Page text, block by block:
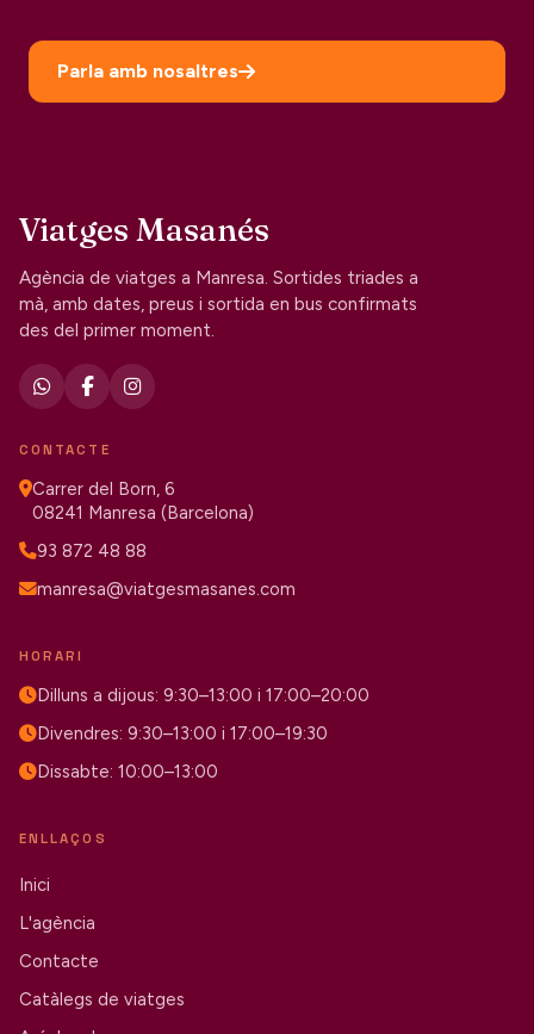
Parla amb nosaltres
Viatges Masanés
Agència de viatges a Manresa. Sortides triades a
mà, amb dates, preus i sortida en bus confirmats
des del primer moment.
CONTACTE
Carrer del Born, 6
08241 Manresa (Barcelona)
93 872 48 88
manresa@viatgesmasanes.com
HORARI
Dilluns a dijous: 9:30–13:00 i 17:00–20:00
Divendres: 9:30–13:00 i 17:00–19:30
Dissabte: 10:00–13:00
ENLLAÇOS
Inici
L'agència
Contacte
Catàlegs de viatges